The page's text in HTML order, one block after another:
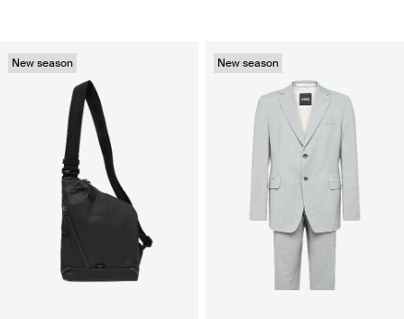
New season New season